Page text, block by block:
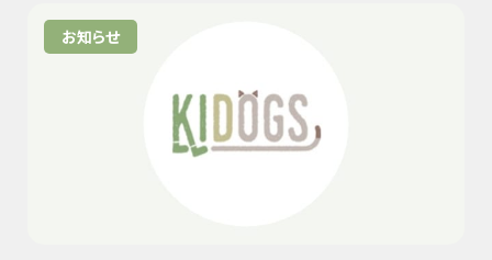
お知らせ